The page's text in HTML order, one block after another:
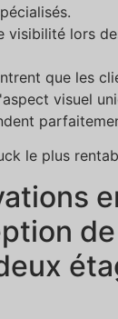
visibilité lors
que les
visuel
le plus